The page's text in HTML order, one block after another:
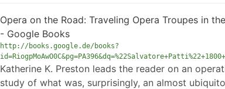
Opera on the Road: Traveling Opera Troupes in
- Google Books
http://books.google.de/books?
Katherine K. Preston leads the reader on an
study of what was, surprisingly, an almost